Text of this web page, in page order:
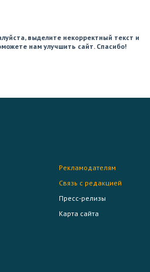
выделите некорректный текст и
нам улучшить сайт. Спасибо!
Рекламодателям
Связь с редакцией
Пресс-релизы
Карта сайта